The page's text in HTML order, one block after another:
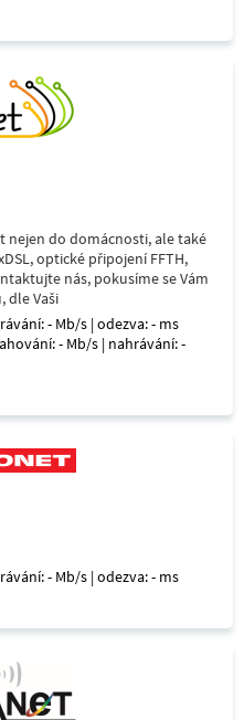
do domácnosti, ale také
optické připojení FFTH,
nás, pokusíme se Vám
dle Vaši
- Mb/s | odezva: - ms
- Mb/s | nahrávání: -
- Mb/s | odezva: - ms